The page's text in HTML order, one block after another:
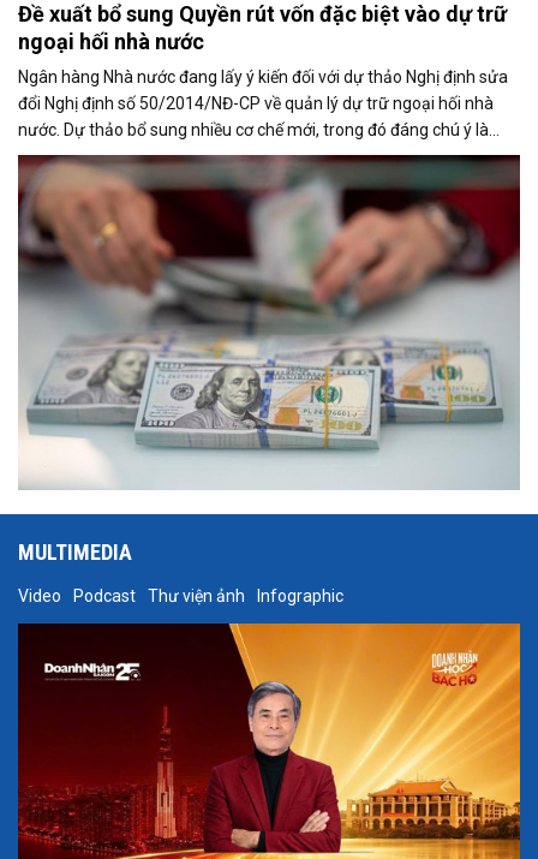
Đề xuất bổ sung Quyền rút vốn đặc biệt vào dự trữ
ngoại hối nhà nước
Ngân hàng Nhà nước đang lấy ý kiến đối với dự thảo Nghị định sửa
đổi Nghị định số 50/2014/NĐ-CP về quản lý dự trữ ngoại hối nhà
nước. Dự thảo bổ sung nhiều cơ chế mới, trong đó đáng chú ý là
việc đưa Quyền rút vốn đặc biệt (SDR) của Quỹ Tiền tệ Quốc tế
(IMF) vào nguồn hình thành dự trữ ngoại hối quốc gia.
MULTIMEDIA
Video Podcast Thư viện ảnh Infographic